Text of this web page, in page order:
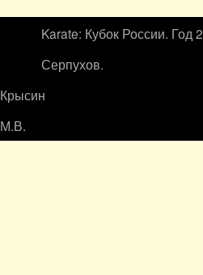
Karate: Кубок России. Год
Серпухов.
Крысин
М.В.